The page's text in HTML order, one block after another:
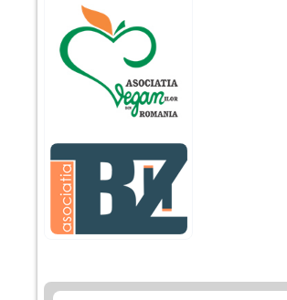
ani, privind in urma
realizez cat de multe
greseli am facut in
educatia si cresterea
ei, am fost o mama
egoista, preocupata
de implinirea
profesionala, cand ea
era mica am neglijat-
agresiva, orice
greseala era taxata cu
o palma sau pedepse.
De 4 ani am o relatie
serioasa cu un barbat
sa se manifeste o